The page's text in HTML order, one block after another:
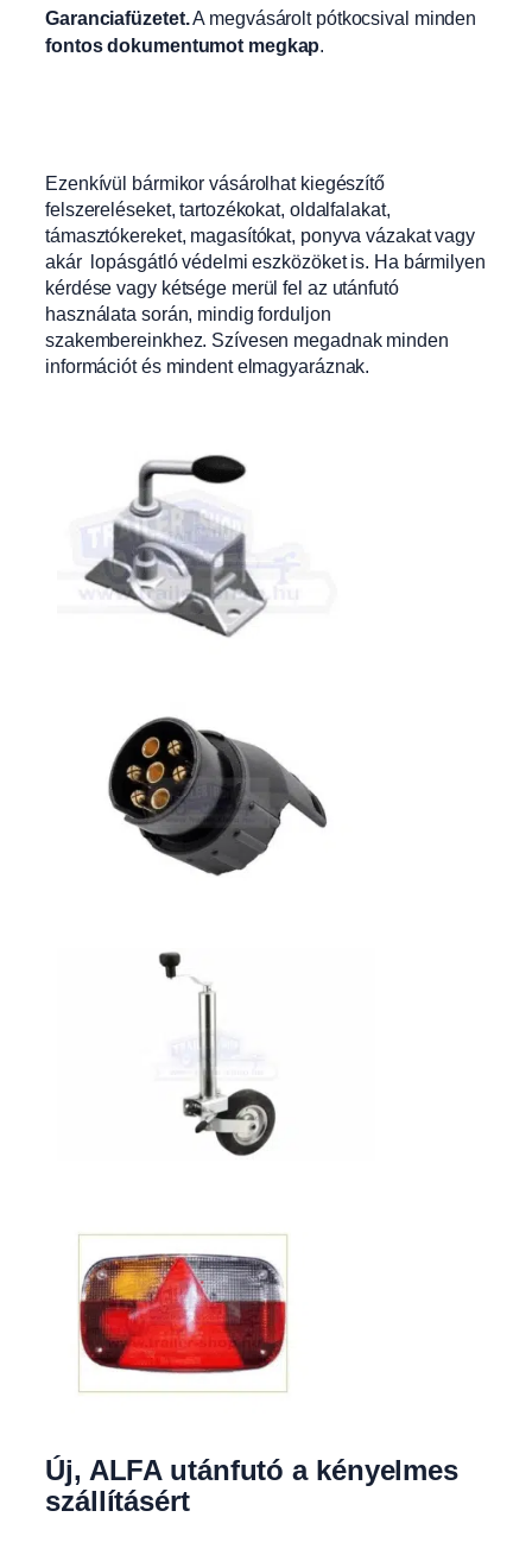
Garanciafüzetet.A megvásárolt pótkocsival minden
fontos dokumentumot megkap.
Ezenkívül bármikor vásárolhat kiegészítő
felszereléseket, tartozékokat, oldalfalakat,
támasztókereket, magasítókat, ponyva vázakat vagy
akár lopásgátló védelmi eszközöket is. Ha bármilyen
kérdése vagy kétsége merül fel az utánfutó
használata során, mindig forduljon
szakembereinkhez. Szívesen megadnak minden
információt és mindent elmagyaráznak.
Új, ALFA utánfutó a kényelmes
szállításért